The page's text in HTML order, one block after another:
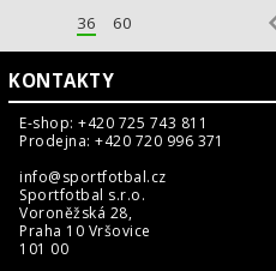
36 60
KONTAKTY
E-shop: +420 725 743 811
Prodejna: +420 720 996 371
info@sportfotbal.cz
Sportfotbal s.r.o.
Voroněžská 28,
Praha 10 Vršovice
101 00